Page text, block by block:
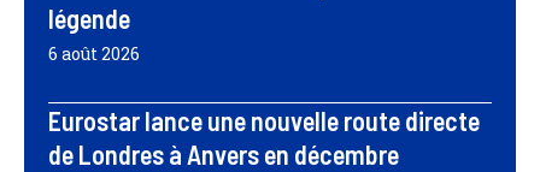
légende
6 août 2026
Eurostar lance une nouvelle route directe
de Londres à Anvers en décembre